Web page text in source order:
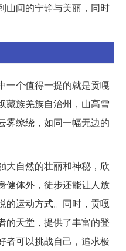
山间的宁静与美丽，同时
一个值得一提的就是贡嘎
藏族羌族自治州，山高雪
雾缭绕，如同一幅无边的
大自然的壮丽和神秘，欣
健体外，徒步还能让人放
的运动方式。同时，贡嘎
的天堂，提供了丰富的登
者可以挑战自己，追求极